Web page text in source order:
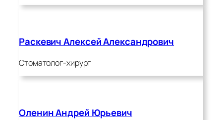
Раскевич Алексей Александрович
Стоматолог-хирург
Оленин Андрей Юрьевич